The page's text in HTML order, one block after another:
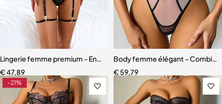
Lingerie femme premium – Ensemble romantique en dentelle fine
€47,89
Body femme élégant –
€ 59,79
-21%